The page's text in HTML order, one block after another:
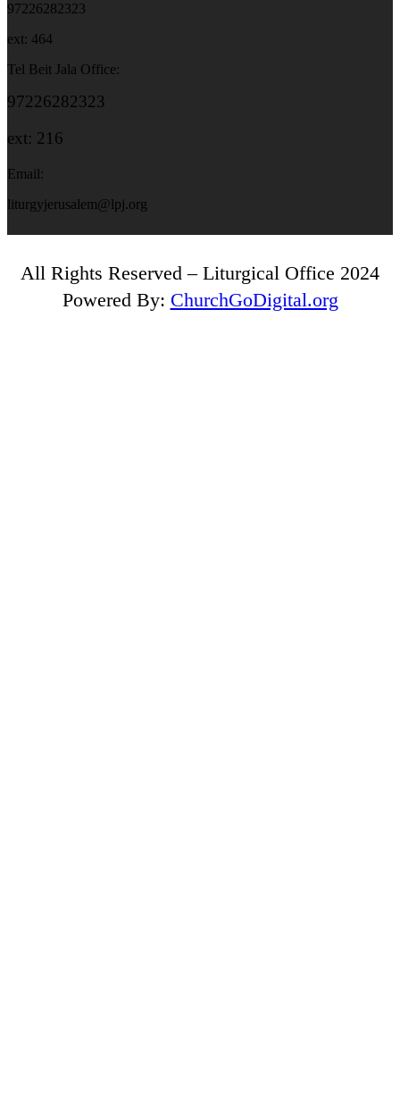
97226282323
ext: 464
Tel Beit Jala Office:
97226282323
ext: 216
Email:
liturgyjerusalem@lpj.org
All Rights Reserved – Liturgical Office 2024
Powered By: ChurchGoDigital.org